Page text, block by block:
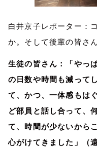
白井京子レポーター：
か。そして後輩の皆さ
生徒の皆さん：「やっ
の日数や時間も減って
て、かつ、一体感もは
ど部員と話し合って、
て、時間が少ないから
心がけてきました」（